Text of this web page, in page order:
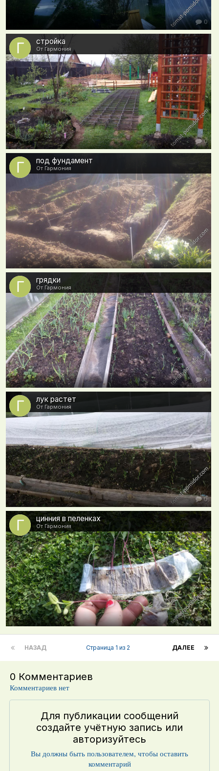
0
стройка
От Гармония
0
под фундамент
От Гармония
0
грядки
От Гармония
0
лук растет
От Гармония
0
цинния в пеленках
От Гармония
0
НАЗАД ДАЛЕЕ
Страница 1 из 2
0 Комментариев
Комментариев нет
Для публикации сообщений
создайте учётную запись или
авторизуйтесь
Вы должны быть пользователем, чтобы оставить
комментарий